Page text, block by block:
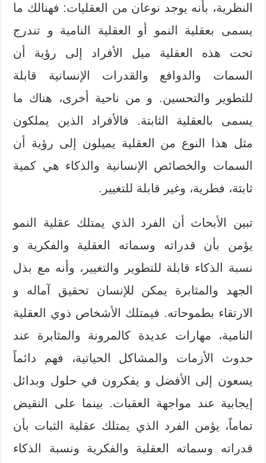
النظرية، بأنه يوجد نوعان من العقليات: فهنالك ما
يسمى بعقلية النمو أو العقلية النامية و تندرج
تحت هذه العقلية ميل الأفراد إلى رؤية أن
السمات والدوافع والقدرات الإنسانية قابلة
للتطوير والتحسين. و من ناحية أخرى، هناك ما
يسمى بالعقلية الثابتة. فالأفراد الذين يملكون
مثل هذا النوع من العقلية يميلون إلى رؤية أن
السمات والخصائص الإنسانية والذكاء هي كمية
ثابتة، فطرية، وغير قابلة للتغيير.
تبين الأبحاث أن الفرد الذي يمتلك عقلية النمو
يؤمن بأن قدراته وسماته العقلية والفكرية و
نسبة الذكاء قابلة للتطوير والتغيير، وأنه مع بذل
الجهد والمثابرة يمكن للإنسان تحقيق آماله و
الارتقاء بطموحاته. فيمتلك الأشخاص ذوي العقلية
النامية، مهارات عديدة كالمرونة والمثابرة عند
حدوث الأزمات والمشاكل الحياتية، فهم دائماً
يسعون إلى الأفضل و يفكرون في حلول وبدائل
إيجابية عند مواجهة العقبات. بينما على النقيض
تماماً، يؤمن الفرد الذي يمتلك عقلية الثبات بأن
قدراته وسماته العقلية والفكرية ونسبة الذكاء